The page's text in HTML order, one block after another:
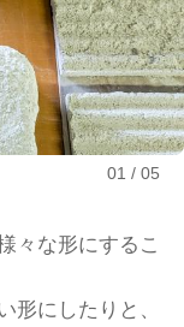
01 05
々な形にするこ
形にしたりと、